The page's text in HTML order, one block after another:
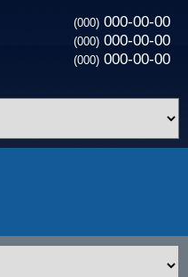
(000) 000-00-00
(000) 000-00-00
(000) 000-00-00